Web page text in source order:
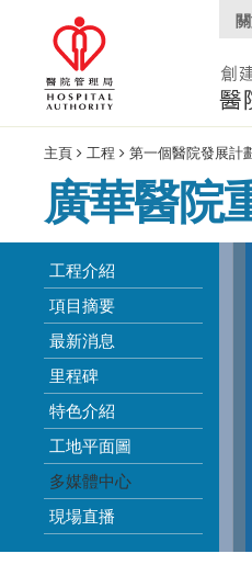
主頁 工程 第一個醫院發展計
廣華醫院
工程介紹
項目摘要
最新消息
里程碑
特色介紹
工地平面圖
多媒體中心
現場直播